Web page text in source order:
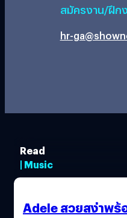
สมัครงาน/ฝึก
hr-
Read
| Music
Adele สวยสง่าพร้